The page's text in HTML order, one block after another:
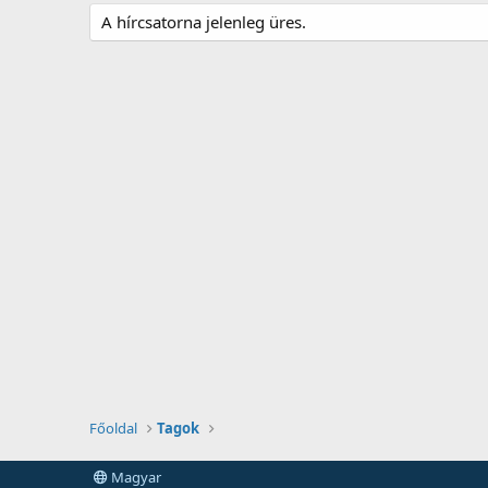
A hírcsatorna jelenleg üres.
Főoldal Tagok
Magyar